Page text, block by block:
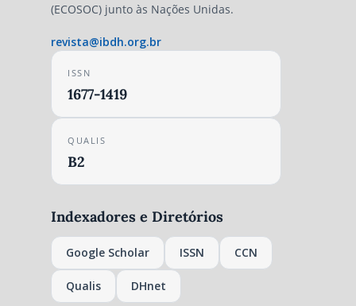
(ECOSOC) junto às Nações Unidas.
revista@ibdh.org.br
ISSN
1677-1419
QUALIS
B2
Indexadores e Diretórios
Google Scholar ISSN CCN
Qualis DHnet